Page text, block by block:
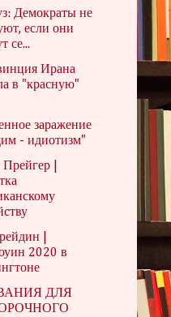
Демократы не
если они
се...
Ирана
в "красную"
заражение
- идиотизм"
|
|
2020 в
ДЛЯ